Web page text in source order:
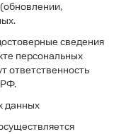
сведения
персональных
ответственность
РФ.
данных